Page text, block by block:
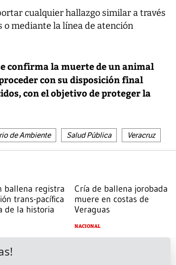
cualquier hallazgo similar a través
mediante la línea de atención
confirma la muerte de un animal
con su disposición final
con el objetivo de proteger la
de Ambiente Salud Pública Veracruz
ballena registra
trans-pacífica
de la historia
Cría de ballena jorobada
muere en costas de
Veraguas
NACIONAL